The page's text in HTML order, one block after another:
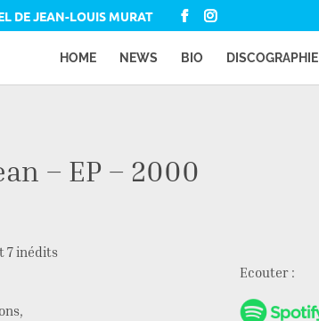
DE JEAN-LOUIS MURAT
HOME NEWS BIO DISCOGRAPHIE
– EP – 2000
7 inédits
Ecouter :